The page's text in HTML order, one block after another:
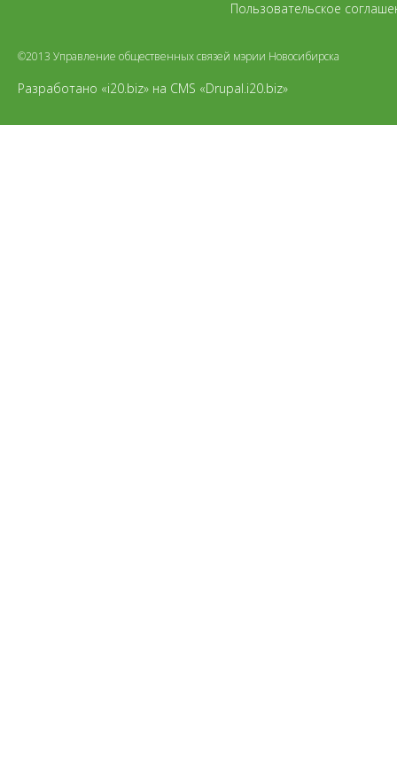
Пользовательское
©2013 Управление общественных связей мэрии Новосибирска
Разработано «i20.biz» на CMS «Drupal.i20.biz»